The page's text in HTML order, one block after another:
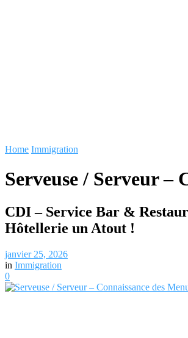
Home Immigration
Serveuse / Serveur –
CDI – Service Bar &
Hôtellerie un Atout !
janvier 25, 2026
in Immigration
0